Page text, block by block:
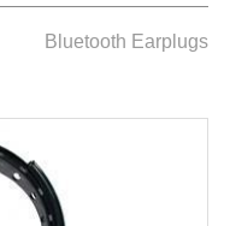
Bluetooth Earplugs